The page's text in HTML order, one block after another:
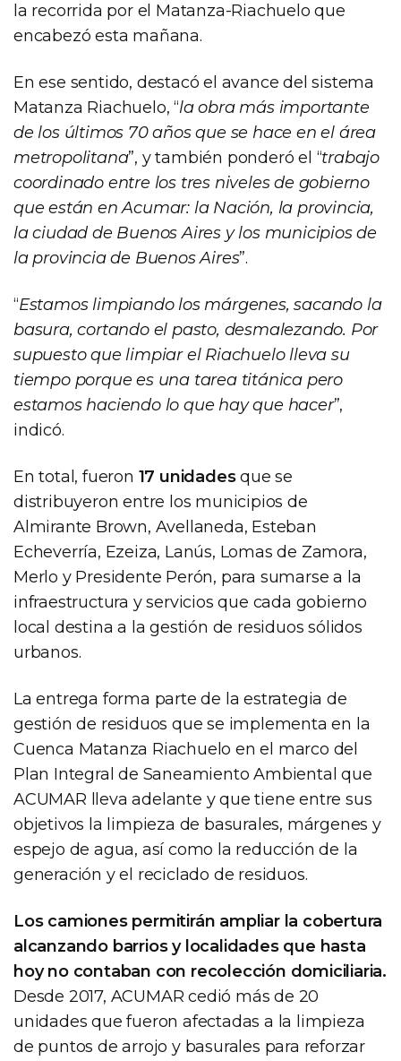
la recorrida por el Matanza-Riachuelo que
encabezó esta mañana.
En ese sentido, destacó el avance del sistema
Matanza Riachuelo, “la obra más importante
de los últimos 70 años que se hace en el área
metropolitana”, y también ponderó el “trabajo
coordinado entre los tres niveles de gobierno
que están en Acumar: la Nación, la provincia,
la ciudad de Buenos Aires y los municipios de
la provincia de Buenos Aires”.
“Estamos limpiando los márgenes, sacando la
basura, cortando el pasto, desmalezando. Por
supuesto que limpiar el Riachuelo lleva su
tiempo porque es una tarea titánica pero
estamos haciendo lo que hay que hacer”,
indicó.
En total, fueron 17 unidadesque se
distribuyeron entre los municipios de
Almirante Brown, Avellaneda, Esteban
Echeverría, Ezeiza, Lanús, Lomas de Zamora,
Merlo y Presidente Perón, para sumarse a la
infraestructura y servicios que cada gobierno
local destina a la gestión de residuos sólidos
urbanos.
La entrega forma parte de la estrategia de
gestión de residuos que se implementa en la
Cuenca Matanza Riachuelo en el marco del
Plan Integral de Saneamiento Ambiental que
ACUMAR lleva adelante y que tiene entre sus
objetivos la limpieza de basurales, márgenes y
espejo de agua, así como la reducción de la
generación y el reciclado de residuos.
Los camiones permitirán ampliar la cobertura
alcanzando barrios y localidades que hasta
hoy no contaban con recolección domiciliaria.
Desde 2017, ACUMAR cedió más de 20
unidades que fueron afectadas a la limpieza
de puntos de arrojo y basurales para reforzar